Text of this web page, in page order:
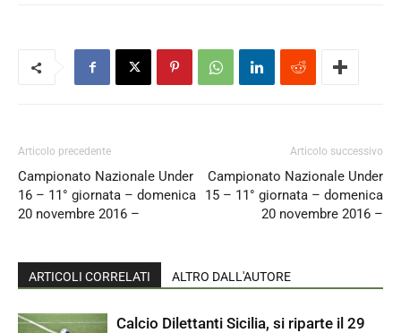
Articolo precedente
Campionato Nazionale Under
16 – 11° giornata – domenica
20 novembre 2016 –
Articolo successivo
Campionato Nazionale Under
15 – 11° giornata – domenica
20 novembre 2016 –
ARTICOLI CORRELATI ALTRO DALL'AUTORE
Calcio Dilettanti Sicilia, si riparte il 29